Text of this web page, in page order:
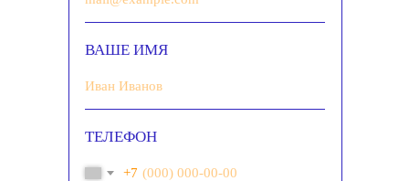
ВАШЕ ИМЯ
ТЕЛЕФОН
+7